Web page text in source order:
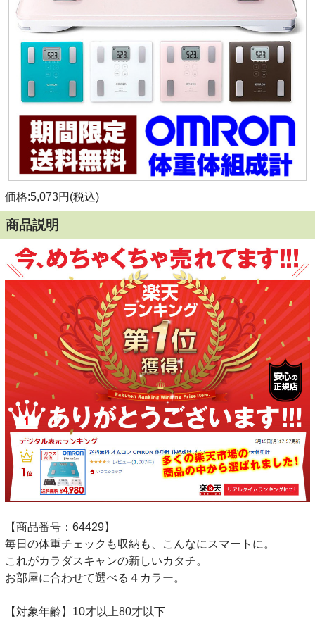
価格:5,073円(税込)
商品説明
【商品番号：64429】
毎日の体重チェックも収納も、こんなにスマートに。
これがカラダスキャンの新しいカタチ。
お部屋に合わせて選べる４カラー。
【対象年齢】10才以上80才以下